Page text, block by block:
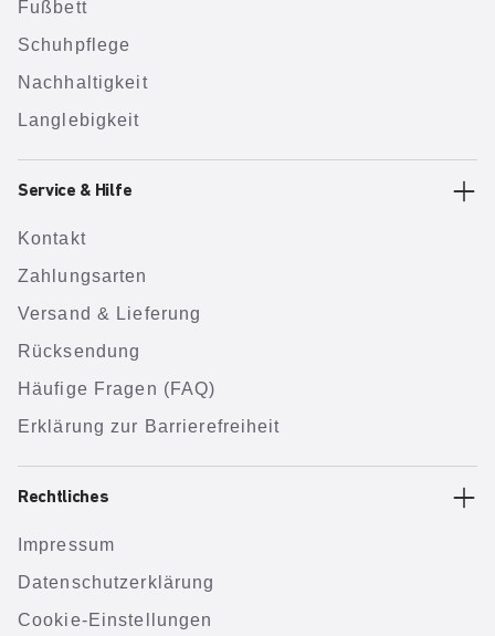
Fußbett
Schuhpflege
Nachhaltigkeit
Langlebigkeit
Service & Hilfe
Kontakt
Zahlungsarten
Versand & Lieferung
Rücksendung
Häufige Fragen (FAQ)
Erklärung zur Barrierefreiheit
Rechtliches
Impressum
Datenschutzerklärung
Cookie-Einstellungen